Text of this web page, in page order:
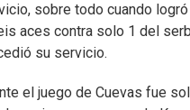
sobre todo cuando
aces contra solo 1 del
su servicio.
el juego de Cuevas fue